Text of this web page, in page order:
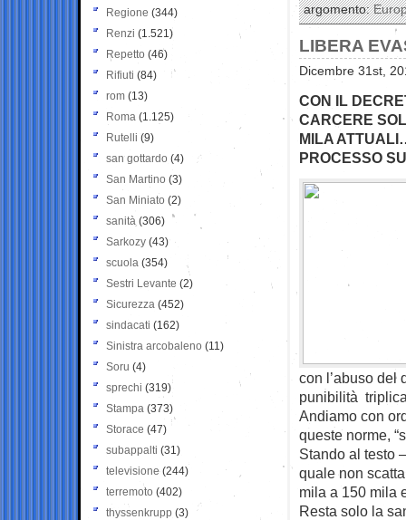
argomento:
LIBERA
Dicembre 31st,
CON IL
CARCERE
MILA
PROCESSO
con l’abuso del
punibilità
Andiamo con
queste norme,
Stando al testo
quale non
mila a 150 mila
Resta solo la
Regione (344)
Renzi (1.521)
Repetto (46)
Rifiuti (84)
rom (13)
Roma (1.125)
Rutelli (9)
san gottardo (4)
San Martino (3)
San Miniato (2)
sanità (306)
Sarkozy (43)
scuola (354)
Sestri Levante (2)
Sicurezza (452)
sindacati (162)
Sinistra arcobaleno (11)
Soru (4)
sprechi (319)
Stampa (373)
Storace (47)
subappalti (31)
televisione(244)
terremoto (402)
thyssenkrupp (3)